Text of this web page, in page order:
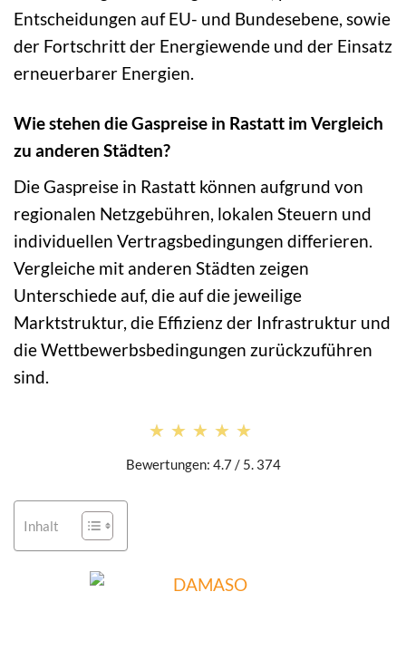
Entscheidungen auf EU- und Bundesebene, sowie
der Fortschritt der Energiewende und der Einsatz
erneuerbarer Energien.
Wie stehen die Gaspreise in Rastatt im Vergleich
zu anderen Städten?
Die Gaspreise in Rastatt können aufgrund von
regionalen Netzgebühren, lokalen Steuern und
individuellen Vertragsbedingungen differieren.
Vergleiche mit anderen Städten zeigen
Unterschiede auf, die auf die jeweilige
Marktstruktur, die Effizienz der Infrastruktur und
die Wettbewerbsbedingungen zurückzuführen
sind.
★★★★★
★★★★★
Bewertungen: 4.7 / 5. 374
Inhalt